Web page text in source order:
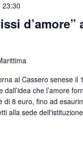
23:30
al Cassero senese il
che l’amore
di 8 euro, fino ad
alla sede